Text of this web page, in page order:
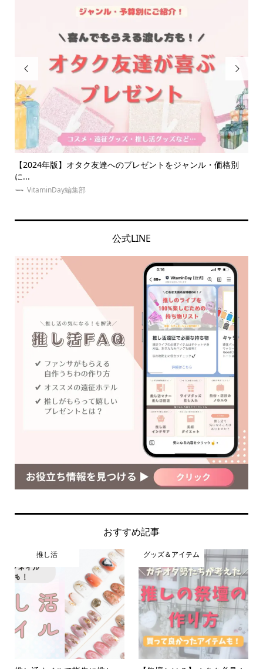

ゼントをジャンル・価格別
【大人オタク向け】ライブ参戦服にお

公式LINE
おすすめ記事
推し活 グッズ＆アイテム